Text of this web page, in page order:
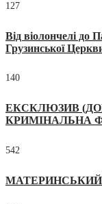
127
Від віолончелі
Грузинської
140
ЕКСКЛЮЗИВ
КРИМІНАЛЬНА
542
МАТЕРИНСЬКИЙ